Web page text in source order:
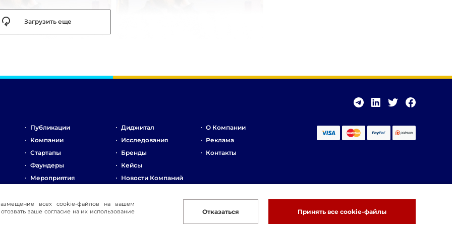
Загрузить еще
Публикации
Компании
Стартапы
Фаундеры
Мероприятия
Диджитал
Исследования
Бренды
Кейсы
Новости Компаний
Стартапы
О Компании
Реклама
Контакты
всех cookie-файлов на вашем
ваше согласие на их использование
Отказаться Принять все cookie-файлы